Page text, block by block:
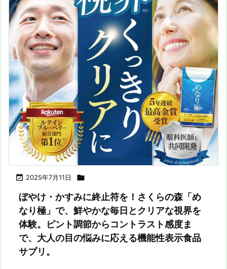
 2025年7月11日 
ぼやけ・かすみに終止符を！さくらの森「め
なり極」で、鮮やかな毎日とクリアな視界を
体験。ピント調節からコントラスト感度ま
で、大人の目の悩みに応える機能性表示食品
サプリ。